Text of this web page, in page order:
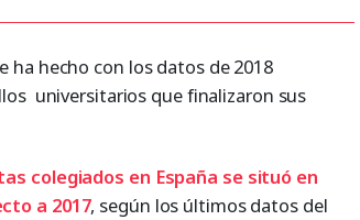
ha hecho con los datos de 2018
universitarios que finalizaron sus
colegiados en España se situó en
a 2017, según los últimos datos del